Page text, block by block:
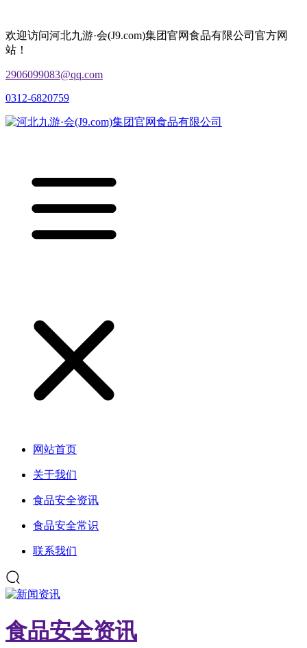
欢迎访问河北九游·会(J9.com)集团官网食品有限公司官方网
站！
2906099083@qq.com
0312-6820759
网站首页
关于我们
食品安全资讯
食品安全常识
联系我们
食品安全资讯